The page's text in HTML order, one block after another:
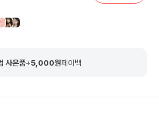
사은품+5,000원페이백